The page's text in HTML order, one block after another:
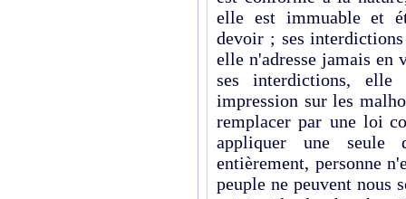
elle est immuableet
devoir ; sesinterdictions
elle n'adresse jamais en
ses interdictions,
impression sur les
remplacer par une loi
appliquer une seule
entièrement, personne
peuple ne peuvent